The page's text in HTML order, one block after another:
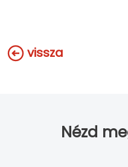
vissza
Nézd